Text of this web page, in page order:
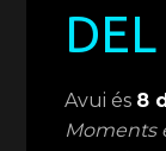
Avui és 8
Moments